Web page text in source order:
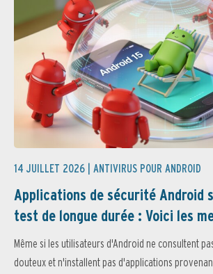
14 JUILLET 2026 | ANTIVIRUS POUR ANDROID
Applications de sécurité Android
test de longue durée : Voici les
Même si les utilisateurs d'Android ne consultent
douteux et n'installent pas d'applications